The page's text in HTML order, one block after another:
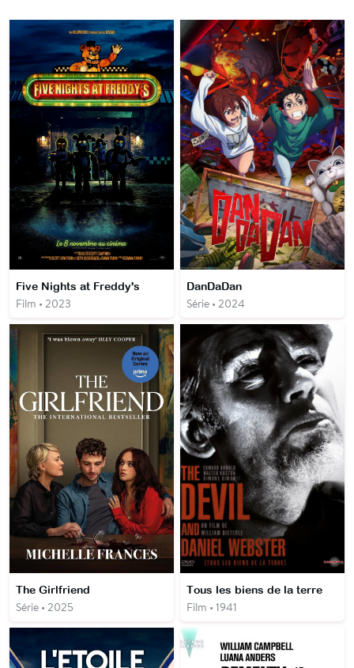
Five Nights at Freddy's
Film • 2023
DanDaDan
Série • 2024
The Girlfriend
Série • 2025
Tous les biens de la terre
Film • 1941